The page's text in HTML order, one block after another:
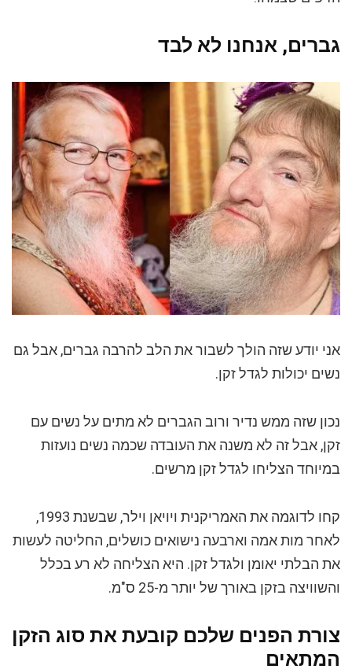
גברים, אנחנו לא לבד
אני יודע שזה הולך לשבור את הלב להרבה גברים, אבל גם
נשים יכולות לגדל זקן.
נכון שזה ממש נדיר ורוב הגברים לא מתים על נשים עם
זקן, אבל זה לא משנה את העובדה שכמה נשים נועזות
במיוחד הצליחו לגדל זקן מרשים.
קחו לדוגמה את האמריקנית ויויאן וילר, שבשנת 1993,
לאחר מות אמה וארבעה נישואים כושלים, החליטה לעשות
את הבלתי יאומן ולגדל זקן. היא הצליחה לא רע בכלל
והשוויצה בזקן באורך של יותר מ-25 ס"מ.
צורת הפנים שלכם קובעת את סוג הזקן
המתאים